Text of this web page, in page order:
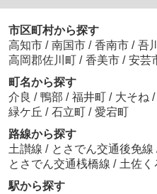
市区町村から探す
高知市 / 南国市 / 香南市 / 吾
高岡郡佐川町
/ 香美市 / 安芸
町名から探す
介良 / 鴨部 / 福井町 / 大そね /
緑ケ丘 / 石立町 / 愛宕町
路線から探す
土讃線 / とさでん交通後免線
とさでん交通桟橋線 / 土佐く
駅から探す